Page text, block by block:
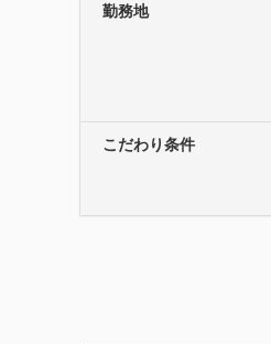
勤務地
こだわり条件